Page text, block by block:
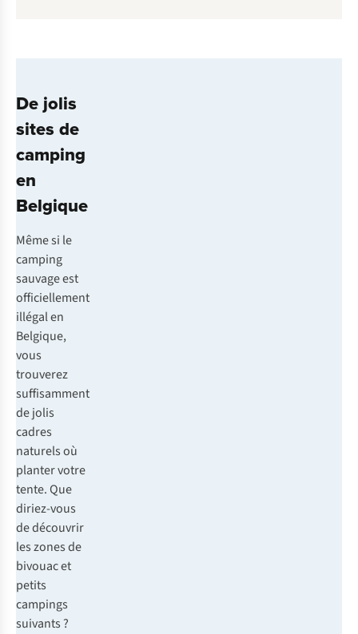
De jolis
sites de
camping
en
Belgique
Même si le
camping
sauvage est
officiellement
illégal en
Belgique,
vous
trouverez
suffisamment
de jolis
cadres
naturels où
planter votre
tente. Que
diriez-vous
de découvrir
les zones de
bivouac et
petits
campings
suivants ?